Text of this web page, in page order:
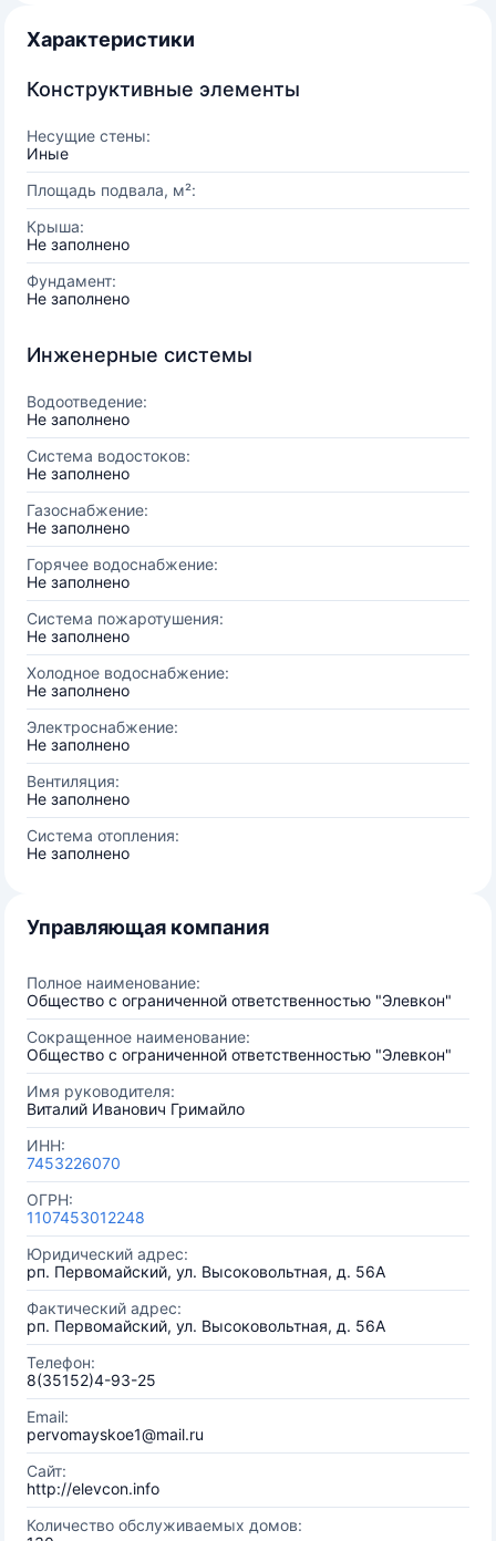
Характеристики
Конструктивные элементы
Несущие стены:
Иные
Площадь подвала, м²:
Крыша:
Не заполнено
Фундамент:
Не заполнено
Инженерные системы
Водоотведение:
Не заполнено
Система водостоков:
Не заполнено
Газоснабжение:
Не заполнено
Горячее водоснабжение:
Не заполнено
Система пожаротушения:
Не заполнено
Холодное водоснабжение:
Не заполнено
Электроснабжение:
Не заполнено
Вентиляция:
Не заполнено
Система отопления:
Не заполнено
Управляющая компания
Полное наименование:
Общество с ограниченной ответственностью "Элевкон"
Сокращенное наименование:
Общество с ограниченной ответственностью "Элевкон"
Имя руководителя:
Виталий Иванович Гримайло
ИНН:
7453226070
ОГРН:
1107453012248
Юридический адрес:
рп. Первомайский, ул. Высоковольтная, д. 56А
Фактический адрес:
рп. Первомайский, ул. Высоковольтная, д. 56А
Телефон:
8(35152)4-93-25
Email:
pervomayskoe1@mail.ru
Сайт:
http://elevcon.info
Количество обслуживаемых домов: